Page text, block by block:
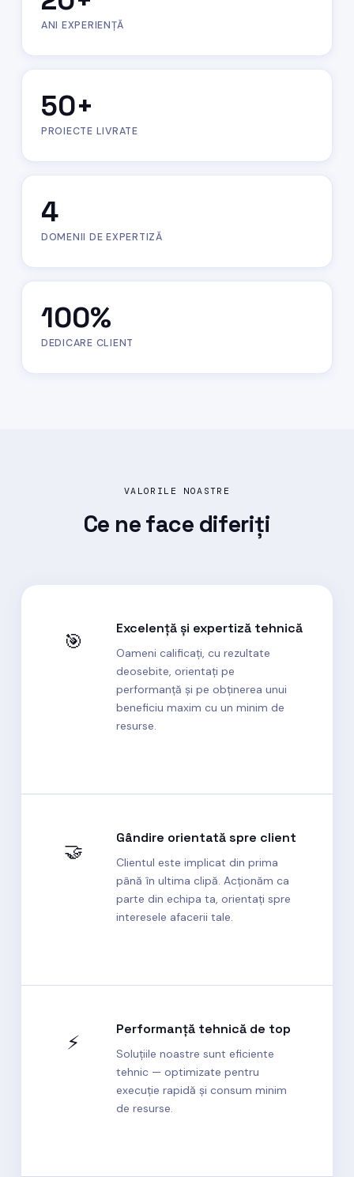
ANI EXPERIENȚĂ
50+
PROIECTE LIVRATE
4
DOMENII DE EXPERTIZĂ
100%
DEDICARE CLIENT
VALORILE NOASTRE
Ce ne face diferiți
🎯
Excelență și expertiză tehnică
Oameni calificați, cu rezultate
deosebite, orientați pe
performanță și pe obținerea unui
beneficiu maxim cu un minim de
resurse.
🤝
Gândire orientată spre client
Clientul este implicat din prima
până în ultima clipă. Acționăm ca
parte din echipa ta, orientați spre
interesele afacerii tale.
⚡
Performanță tehnică de top
Soluțiile noastre sunt eficiente
tehnic — optimizate pentru
execuție rapidă și consum minim
de resurse.